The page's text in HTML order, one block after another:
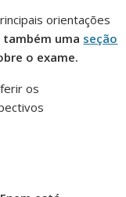
orientações
também uma seção
o exame.
os